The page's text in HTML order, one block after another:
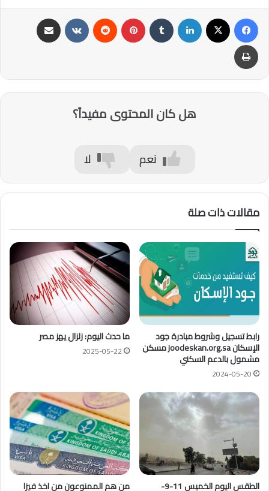
هل كان المحتوى مفيداً؟
نعم لا
مقالات ذات صلة
رابط تسجيل وشروط مبادرة جود
الإسكان joodeskan.org.sa مسكن
مشمول بالدعم السكني
2024-05-20
ما حدث اليوم: زلزال يهز مصر
2025-05-22
الطقس اليوم الخميس 11-9- من هم الممنوعون من اخذ فيزا